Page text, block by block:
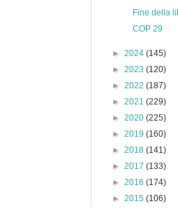
Fine della
COP 29
► 2024 (145)
► 2023 (120)
► 2022 (187)
► 2021 (229)
► 2020 (225)
► 2019 (160)
► 2018 (141)
► 2017 (133)
► 2016 (174)
► 2015 (106)